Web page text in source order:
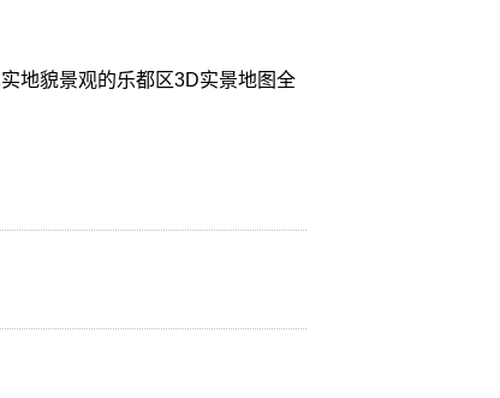
地貌景观的乐都区3D实景地图全